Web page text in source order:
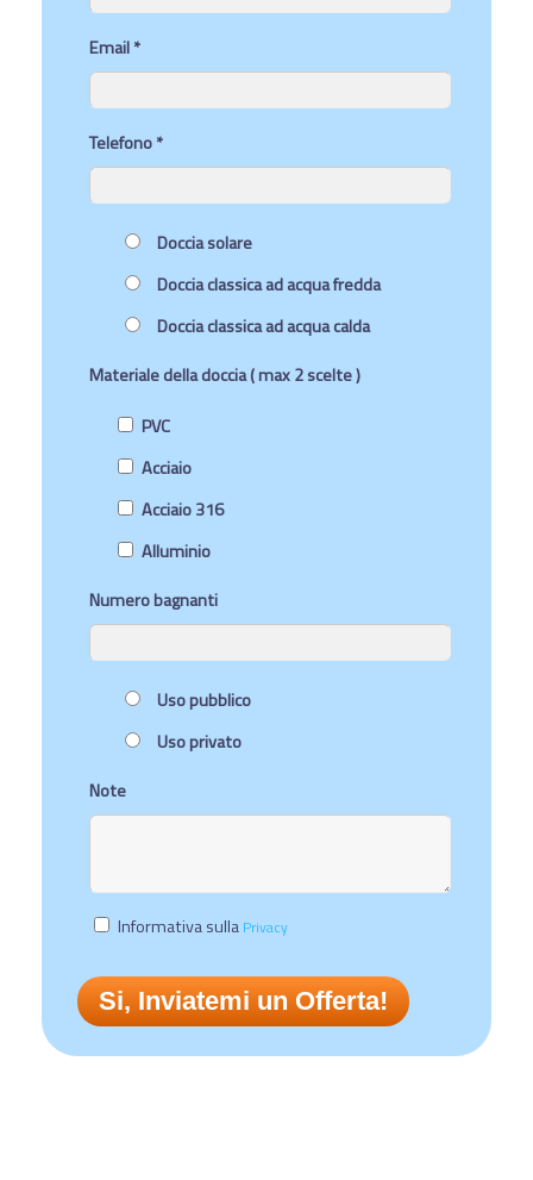
Email *
Telefono *
Doccia solare
Doccia classica ad acqua fredda
Doccia classica ad acqua calda
Materiale della doccia ( max 2 scelte )
PVC
Acciaio
Acciaio 316
Alluminio
Numero bagnanti
Uso pubblico
Uso privato
Note
Informativa sulla Privacy